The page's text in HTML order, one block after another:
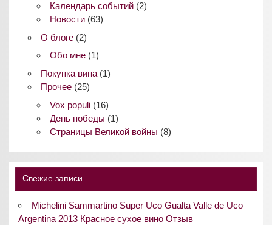
Календарь событий(2)
Новости(63)
О блоге(2)
Обо мне(1)
Покупка вина(1)
Прочее(25)
Vox populi(16)
День победы (1)
Страницы Великой войны (8)
Свежие записи
Michelini Sammartino Super Uco Gualta Valle de Uco
Argentina 2013 Красное сухое вино Отзыв